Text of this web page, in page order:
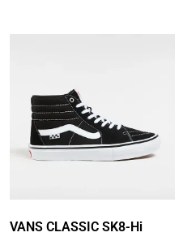
VANS CLASSIC SK8-Hi